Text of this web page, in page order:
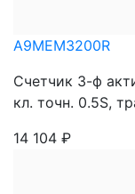
A9MEM3200R
Счетчик 3-ф
кл. точн. 0.5S,
14 104 ₽